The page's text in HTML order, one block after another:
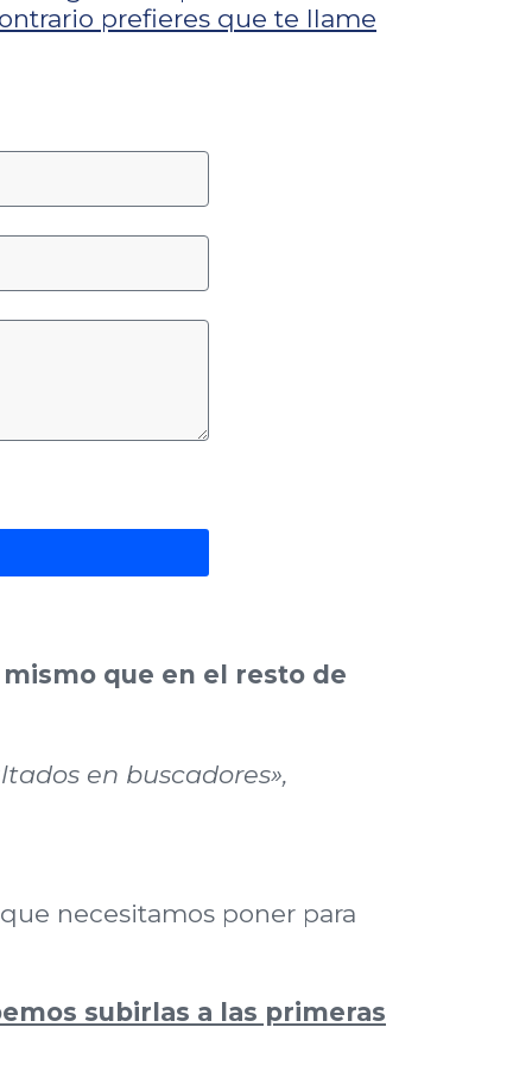
prefieres que te llame
que en el resto de
en buscadores»,
necesitamos poner para
subirlas a las primeras